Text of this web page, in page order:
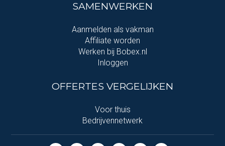
SAMENWERKEN
Aanmelden als vakman
Affiliate worden
Werken bij Bobex.nl
Inloggen
OFFERTES VERGELIJKEN
Voor thuis
Bedrijvennetwerk